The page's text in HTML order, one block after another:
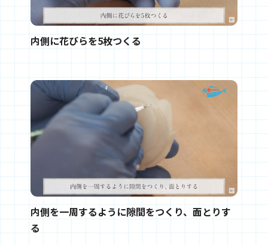
内側に花びらを5枚つくる
内側を一周するように隙間をつくり、面とりす
る